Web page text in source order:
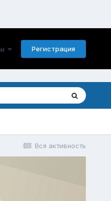
Регистрация
Вся активность